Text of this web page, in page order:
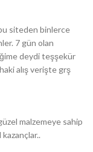
siteden binlerce
7 gün olan
deydi teşşekür
alış verişte grş
malzemeye sahip